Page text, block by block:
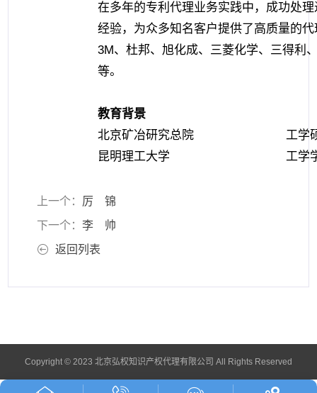
在多年的专利代理业务实践中，成功处
经验，为众多知名客户提供了高质量的
3M、杜邦、旭化成、三菱化学、三得利
等。
教育背景
北京矿冶研究总院
工学
昆明理工大学
工学
上一个： 厉 锦
下一个：李 帅
返回列表
Copyright © 2023 北京弘权知识产权代理有限公司 All Rights Reserved